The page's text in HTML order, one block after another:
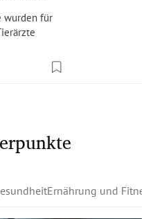
wurden für
Ernährung und Fitness